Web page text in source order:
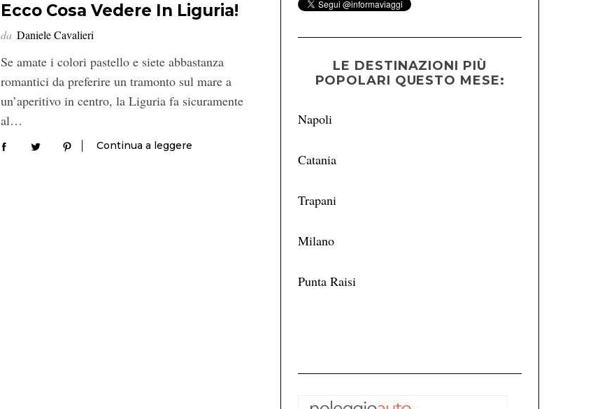
Ecco Cosa Vedere In Liguria!
da Daniele Cavalieri
Se amate i colori pastello e siete abbastanza
romantici da preferire un tramonto sul mare a
un’aperitivo in centro, la Liguria fa sicuramente
al…
Continua a leggere
LE DESTINAZIONI PIÙ
POPOLARI QUESTO MESE:
Napoli
Catania
Trapani
Milano
Punta Raisi